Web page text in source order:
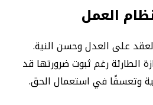
على العدل وحسن النية.
الطارئة رغم ثبوت ضرورتها قد
وتعسفًا في استعمال الحق.